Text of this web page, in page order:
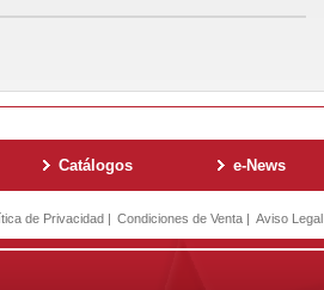
Catálogos e-News
Aviso Legal
Condiciones de Venta|
de Privacidad|